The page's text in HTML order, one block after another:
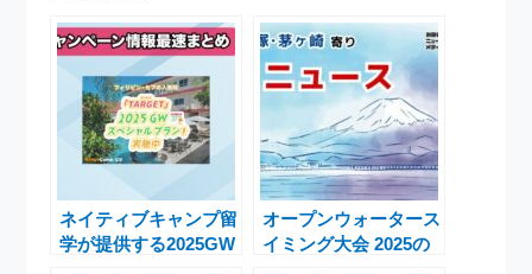
ネイティブキャンプ留
学が提供する2025GW
オープンウォータース
イミング大会 2025の